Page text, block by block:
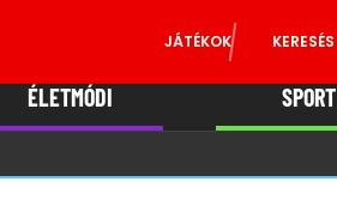
JÁTÉKOK KERESÉS
ÉLETMÓDI SPORT